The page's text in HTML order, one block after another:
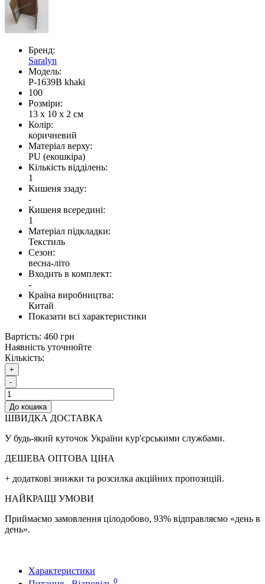
Бренд:
Saralyn
Модель:
P-1639B khaki
100
Розміри:
13 x 10 x 2 см
Колір:
коричневий
Матеріал верху:
PU (екошкіра)
Кількість відділень:
1
Кишеня ззаду:
-
Кишеня всередині:
1
Матеріал підкладки:
Текстиль
Сезон:
весна-літо
Входить в комплект:
-
Країна виробництва:
Китай
Показати всі характеристики
Вартість: 460 грн
Наявність уточнюйте
Кількість:
+
-
До кошика
ШВИДКА ДОСТАВКА
У будь-який куточок України кур'єрськими службами.
ДЕШЕВА ОПТОВА ЦІНА
+ додаткові знижки та розсилка акційних пропозицій.
НАЙКРАЩІ УМОВИ
Приймаємо замовлення цілодобово, 93% відправляємо «день в
день».
Характеристики
0